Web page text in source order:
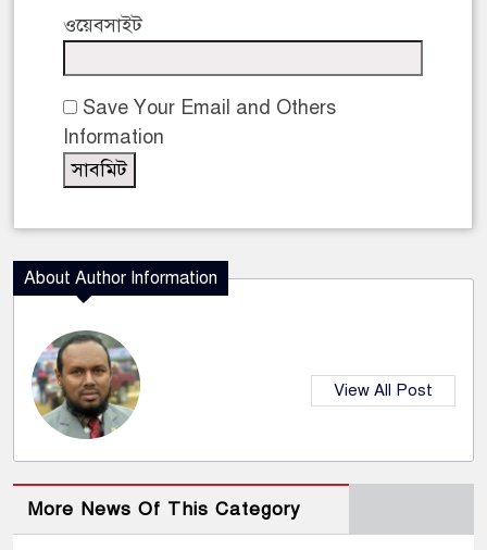
ওয়েবসাইট
Save Your Email and Others
Information
About Author Information
View All Post
More News Of This Category